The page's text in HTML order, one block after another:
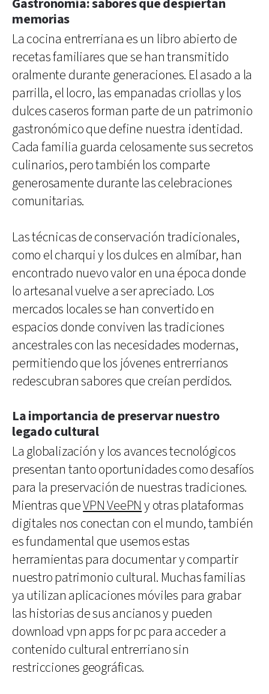
Gastronomía: sabores que despiertan
memorias
La cocina entrerriana es un libro abierto de
recetas familiares que se han transmitido
oralmente durante generaciones. El asado a la
parrilla, el locro, las empanadas criollas y los
dulces caseros forman parte de un patrimonio
gastronómico que define nuestra identidad.
Cada familia guarda celosamente sus secretos
culinarios, pero también los comparte
generosamente durante las celebraciones
comunitarias.
Las técnicas de conservación tradicionales,
como el charqui y los dulces en almíbar, han
encontrado nuevo valor en una época donde
lo artesanal vuelve a ser apreciado. Los
mercados locales se han convertido en
espacios donde conviven las tradiciones
ancestrales con las necesidades modernas,
permitiendo que los jóvenes entrerrianos
redescubran sabores que creían perdidos.
La importancia de preservar nuestro
legado cultural
La globalización y los avances tecnológicos
presentan tanto oportunidades como desafíos
para la preservación de nuestras tradiciones.
Mientras queVPN VeePN y otras plataformas
digitales nos conectan con el mundo, también
es fundamental que usemos estas
herramientas para documentar y compartir
nuestro patrimonio cultural. Muchas familias
ya utilizan aplicaciones móviles para grabar
las historias de sus ancianos y pueden
download vpn apps for pc para acceder a
contenido cultural entrerriano sin
restricciones geográficas.